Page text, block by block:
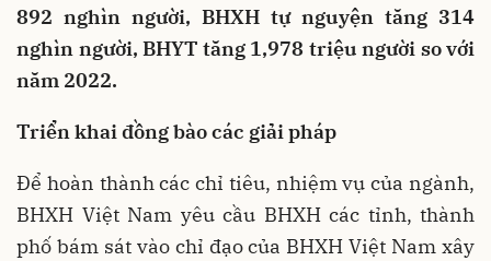
892 nghìn người, BHXH tự nguyện tăng 314
nghìn người, BHYT tăng 1,978 triệu người so với
năm 2022.
Triển khai đồng bào các giải pháp
Để hoàn thành các chỉ tiêu, nhiệm vụ của ngành,
BHXH Việt Nam yêu cầu BHXH các tỉnh, thành
phố bám sát vào chỉ đạo của BHXH Việt Nam xây